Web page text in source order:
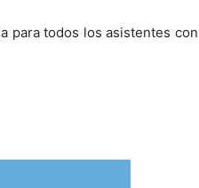
para todos los asistentes con